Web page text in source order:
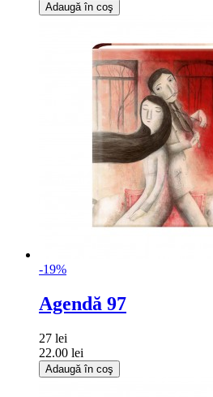
Adaugă în coş
-19%
Agendă 97
27 lei
22.00 lei
Adaugă în coş